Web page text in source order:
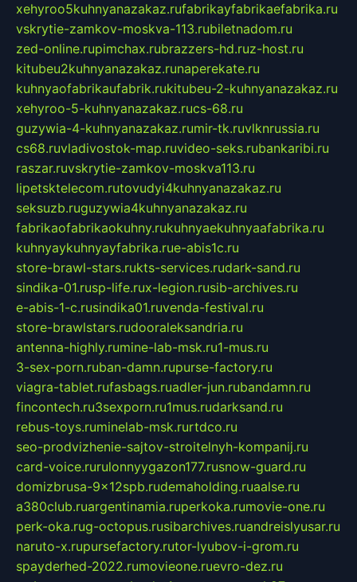
xehyroo5kuhnyanazakaz.rufabrikayfabrikaefabrika.ru
vskrytie-zamkov-moskva-113.rubiletnadom.ru
zed-online.rupimchax.rubrazzers-hd.ruz-host.ru
kitubeu2kuhnyanazakaz.runaperekate.ru
kuhnyaofabrikaufabrik.rukitubeu-2-kuhnyanazakaz.ru
xehyroo-5-kuhnyanazakaz.rucs-68.ru
guzywia-4-kuhnyanazakaz.rumir-tk.ruvlknrussia.ru
cs68.ruvladivostok-map.ruvideo-seks.rubankaribi.ru
raszar.ruvskrytie-zamkov-moskva113.ru
lipetsktelecom.rutovudyi4kuhnyanazakaz.ru
seksuzb.ruguzywia4kuhnyanazakaz.ru
fabrikaofabrikaokuhny.rukuhnyaekuhnyaafabrika.ru
kuhnyaykuhnyayfabrika.rue-abis1c.ru
store-brawl-stars.rukts-services.rudark-sand.ru
sindika-01.rusp-life.rux-legion.rusib-archives.ru
e-abis-1-c.rusindika01.ruvenda-festival.ru
store-brawlstars.rudooraleksandria.ru
antenna-highly.rumine-lab-msk.ru1-mus.ru
3-sex-porn.ruban-damn.rupurse-factory.ru
viagra-tablet.rufasbags.ruadler-jun.rubandamn.ru
fincontech.ru3sexporn.ru1mus.rudarksand.ru
rebus-toys.ruminelab-msk.rurtdco.ru
seo-prodvizhenie-sajtov-stroitelnyh-kompanij.ru
card-voice.rurulonnyygazon177.rusnow-guard.ru
domizbrusa-9x12spb.rudemaholding.ruaalse.ru
a380club.ruargentinamia.ruperkoka.rumovie-one.ru
perk-oka.rug-octopus.rusibarchives.ruandreislyusar.ru
naruto-x.rupursefactory.rutor-lyubov-i-grom.ru
spayderhed-2022.rumovieone.ruevro-dez.ru